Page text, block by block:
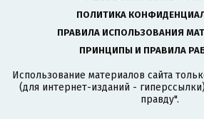
ПОЛИТИКА
ПРАВИЛА ИСПОЛЬЗОВАНИЯ
ПРИНЦИПЫ И ПРАВИЛА
Использование материалов сайта
(для интернет-изданий -
правду".